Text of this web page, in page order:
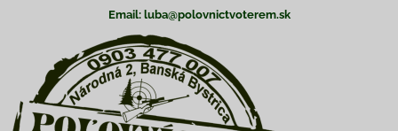
Email: luba@polovnictvoterem.sk